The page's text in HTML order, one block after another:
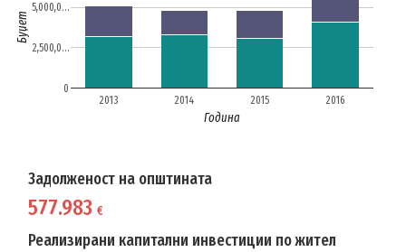
2013 2014 2015 2016
0
2,500,0…
5,000,0…
Година
Буџет
Задолженост на општината
577.983 €
Реализирани капитални инвестиции по жител